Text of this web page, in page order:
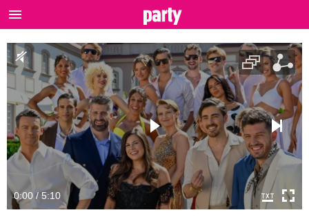
0:00 / 5:10